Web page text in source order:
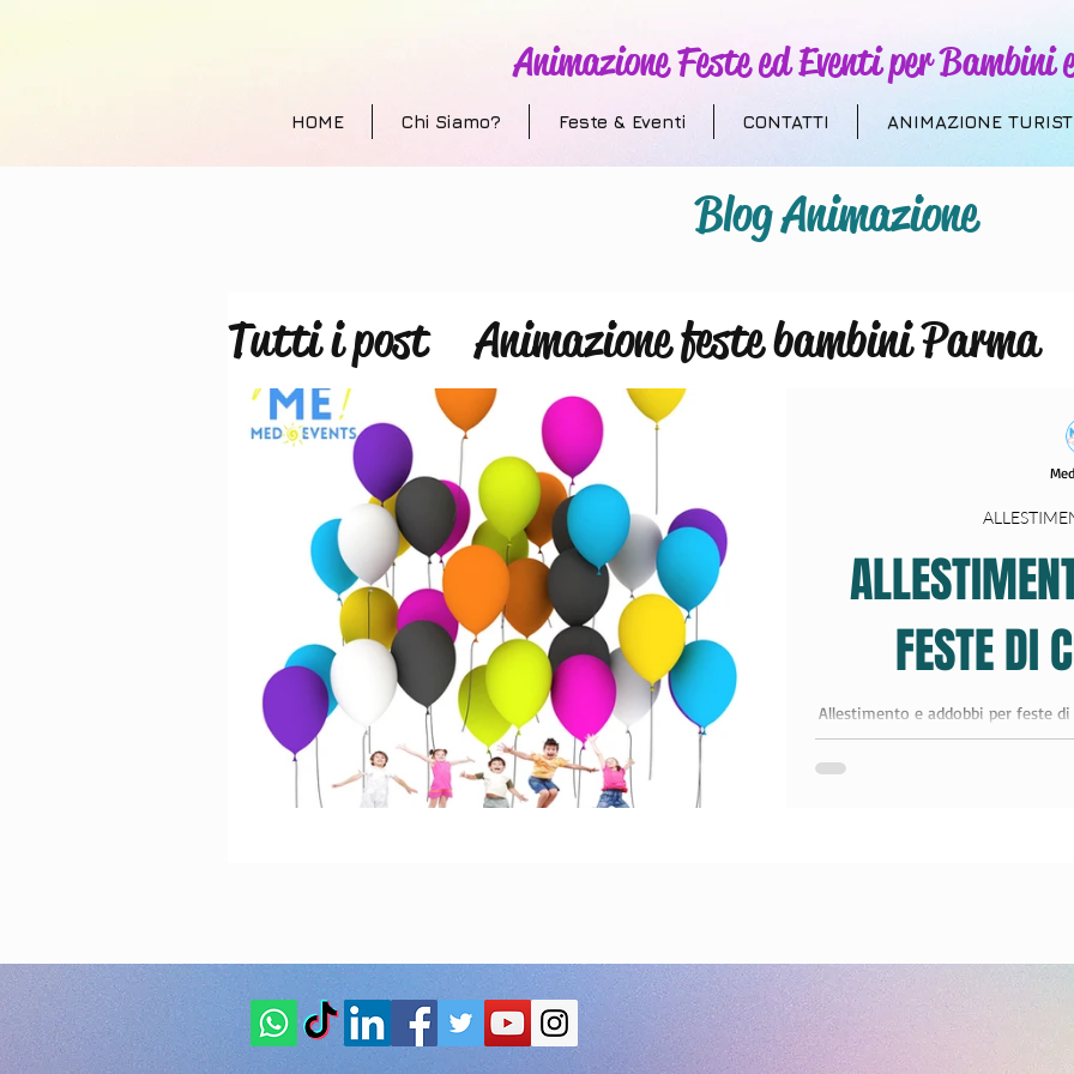
Animazione Feste ed Eventi per Bambini
HOME Chi Siamo? Feste & Eventi CONTATTI ANIMAZIONE
Blog Animazione
Tutti i post
Animazione feste bambini Parma
Allestimento e Addobbi a Tema
Animazione
animazione per villaggi turistici
Animazione Per Compleanni
animazione per
stagione estiva
intrattenimento e spettacolo
Speciale Natale 2023
diventare animatore
lavorare
Animazione per bambini Cremona
FESTE DI
Allestimento e addobbi per feste
palloncini a tema